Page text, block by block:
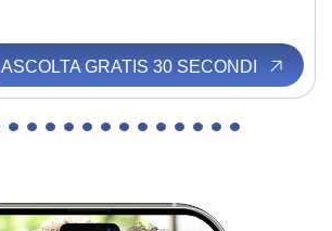
ASCOLTA GRATIS 30 SECONDI